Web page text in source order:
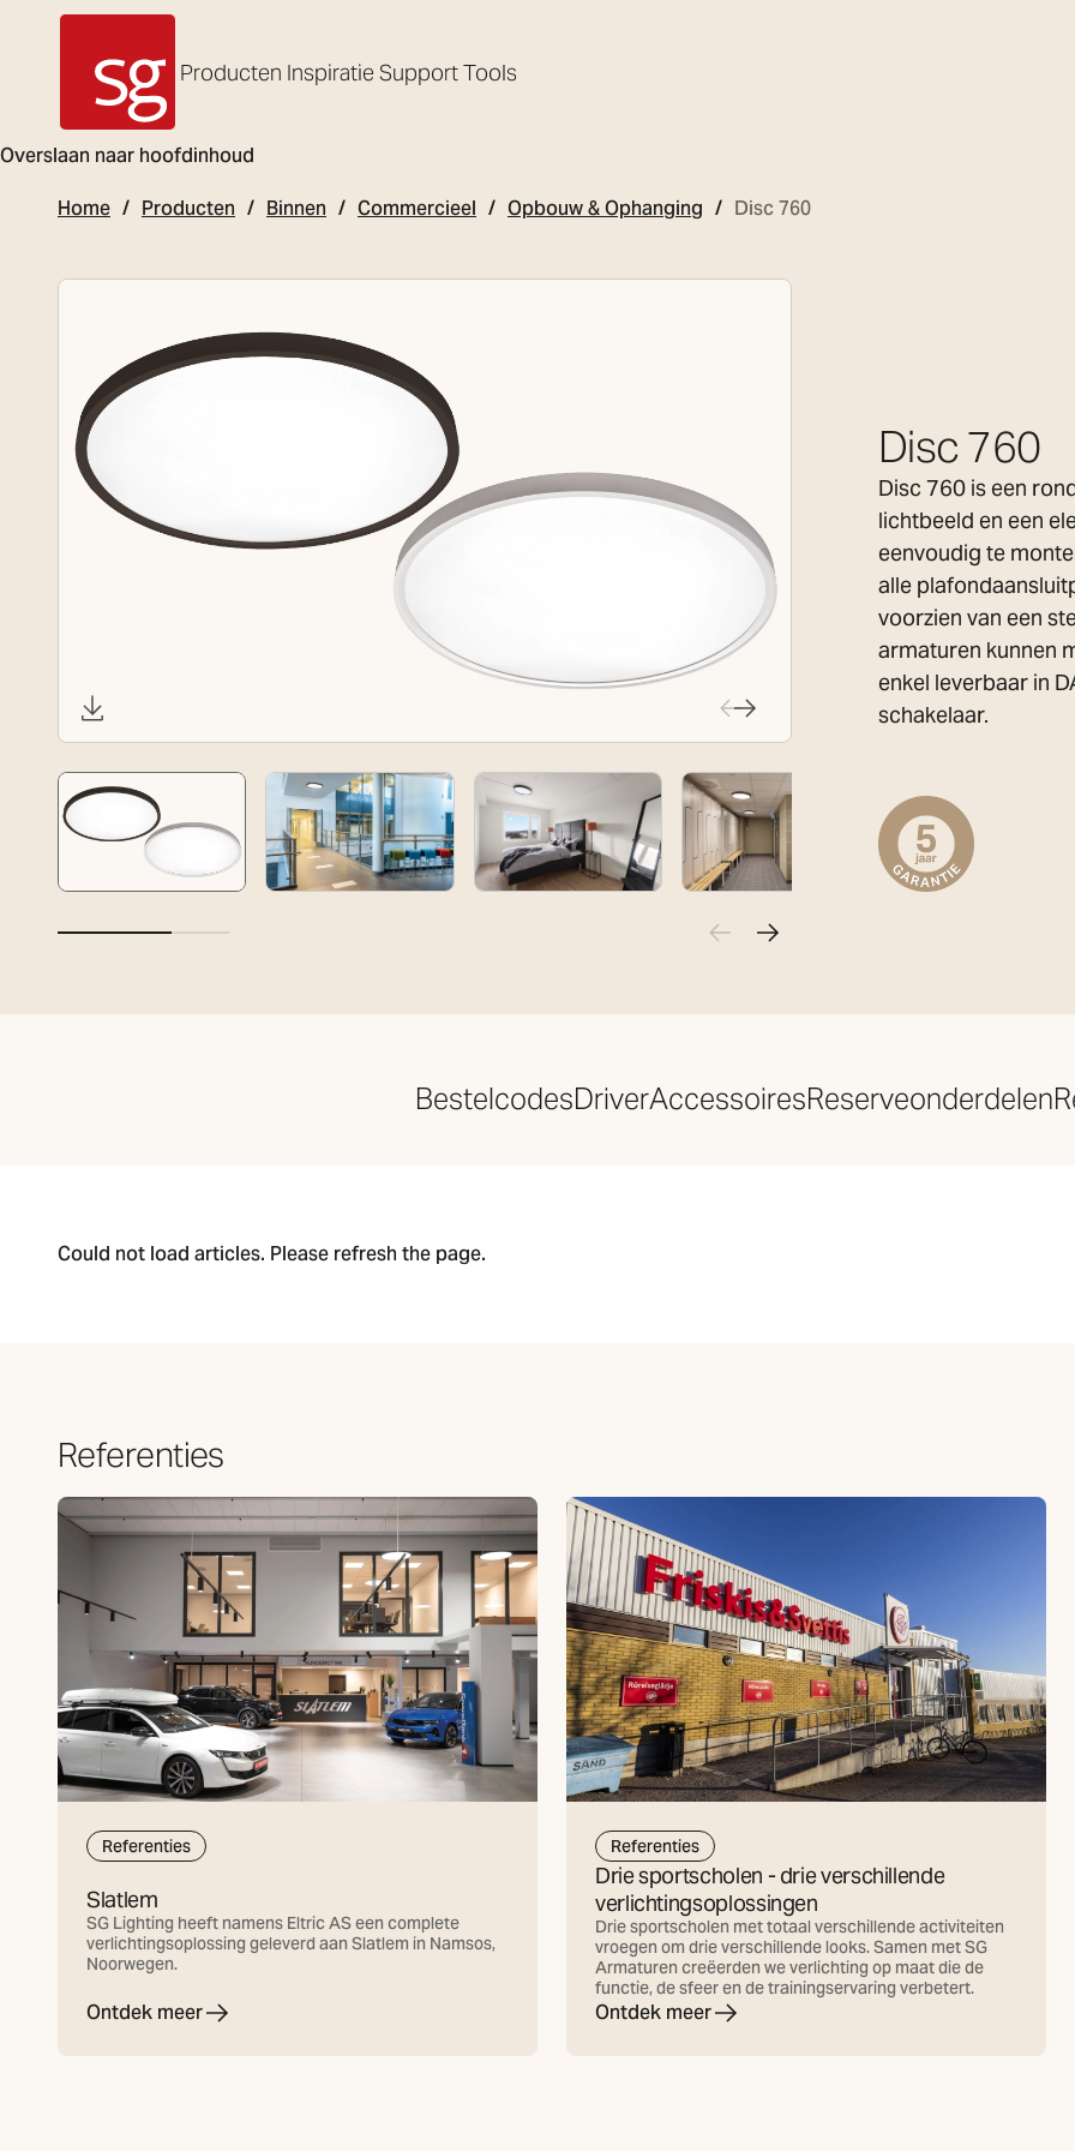
Overslaan naar hoofdinhoud
SG Armaturen
Producten Inspiratie SupportTools
Home Producten Binnen Commercieel Opbouw & Ophanging Disc 760
Disc 760
Disc 760 is een
lichtbeeld en een
eenvoudig te
alle
voorzien van een
armaturen kunnen
enkel leverbaar in
schakelaar.
BestelcodesDriverAccessoiresReserveonderdelen
Could not load articles. Please refresh the page.
Referenties
Referenties
Slatlem
SG Lighting heeft namens Eltric AS een complete
verlichtingsoplossing geleverd aan Slatlem in Namsos,
Noorwegen.
Ontdek meer
Referenties
Drie sportscholen - drie verschillende
verlichtingsoplossingen
Drie sportscholen met totaal verschillende activiteiten
vroegen om drie verschillende looks. Samen met SG
Armaturen creëerden we verlichting op maat die de
functie, de sfeer en de trainingservaring verbetert.
Ontdek meer